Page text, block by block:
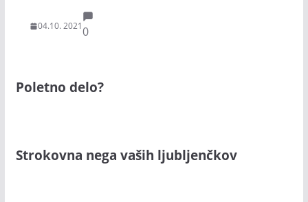
04.10. 20210
Poletno delo?
Strokovna nega vaših ljubljenčkov